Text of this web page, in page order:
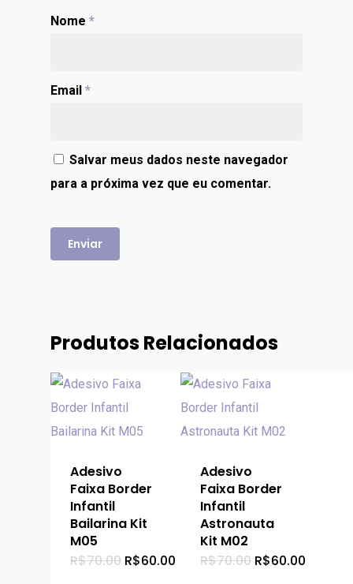
Nome *
Email *
Salvar meus dados neste navegador
para a próxima vez que eu comentar.
Produtos Relacionados
Adesivo
Faixa Border
Infantil
Bailarina Kit
M05
R$70.00 O
R$60.00
Adesivo
Faixa Border
Infantil
Astronauta
Kit M02
R$70.00 O
R$60.00